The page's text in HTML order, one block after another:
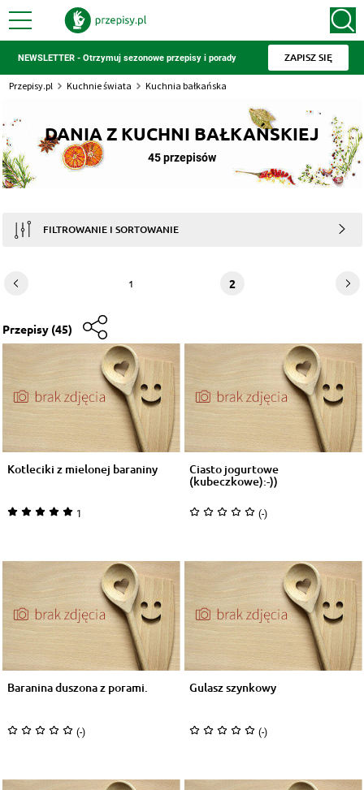
NEWSLETTER - Otrzymuj sezonowe przepisy i porady ZAPISZ SIĘ
Przepisy.pl Kuchnie świata Kuchnia bałkańska
DANIA Z KUCHNI BAŁKAŃSKIEJ
45 przepisów
FILTROWANIE I SORTOWANIE
1 2
Przepisy (45)
Kotleciki z mielonej baraniny
1
Ciasto jogurtowe
(kubeczkowe):-))
(-)
Baranina duszona z porami.
(-)
Gulasz szynkowy
(-)